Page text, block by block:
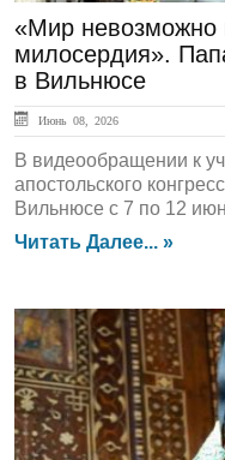
«Мир невозможно
милосердия».
в Вильнюсе
Июнь 08, 2026
В видеообращении к
апостольского
Вильнюсе с 7 по 12
Читать Далее... »
ЛЕНТА